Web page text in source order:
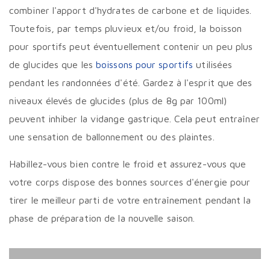
combiner l'apport d'hydrates de carbone et de liquides.
Toutefois, par temps pluvieux et/ou froid, la boisson
pour sportifs peut éventuellement contenir un peu plus
de glucides que les boissons pour sportifs utilisées
pendant les randonnées d'été. Gardez à l'esprit que des
niveaux élevés de glucides (plus de 8g par 100ml)
peuvent inhiber la vidange gastrique. Cela peut entraîner
une sensation de ballonnement ou des plaintes.
Habillez-vous bien contre le froid et assurez-vous que
votre corps dispose des bonnes sources d'énergie pour
tirer le meilleur parti de votre entraînement pendant la
phase de préparation de la nouvelle saison.